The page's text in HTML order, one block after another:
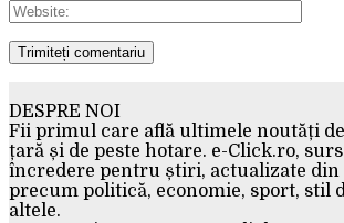
DESPRE NOI
Fii primul care află ultimele noutăți
țară și de peste hotare. e-Click.ro,
încredere pentru știri, actualizate din
precum politică, economie, sport, stil
altele.